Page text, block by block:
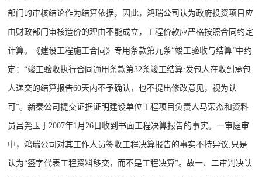
部门的审核结论作为结算依据，因此，鸿瑞公司认为政府投资项目应
由财政部门审核造价的理由不能成立，工程价款应严格按照合同约定
计算。《建设工程施工合同》专用条款第九条“竣工验收与结算”中约
定：“竣工验收执行合同通用条款第32条竣工结算:发包人在收到承包
人递交的结算报告60天内不予确认，也不提出修改意见，视为认
可”。新秦公司提交证据证明建设单位工程项目负责人马荣杰和资料
员吕尧玉于2007年1月26日收到书面工程决算报告的事实。一审庭审
中，鸿瑞公司对其工作人员签收工程决算报告的事实不持异议,只是
认为“签字代表工程资料移交，而不是工程决算”。故一、二审判决认